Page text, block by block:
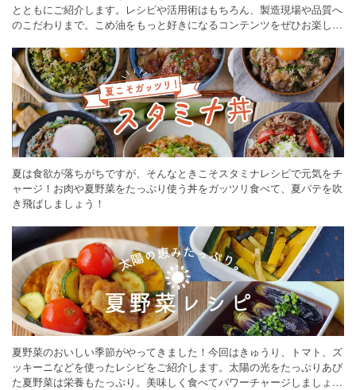
とともにご紹介します。レシピや活用術はもちろん、製造現場や品質へ
のこだわりまで。こめ油をもっと好きになるコンテンツをぜひお楽しみ
夏は食欲が落ちがちですが、そんなときこそスタミナレシピで元気をチ
ャージ！お肉や夏野菜をたっぷり使う丼をガッツリ食べて、夏バテを吹
き飛ばしましょう！
夏野菜のおいしい季節がやってきました！今回はきゅうり、トマト、ズ
ッキーニなどを使ったレシピをご紹介します。太陽の光をたっぷりあび
た夏野菜は栄養もたっぷり。美味しく食べてパワーチャージしましょう